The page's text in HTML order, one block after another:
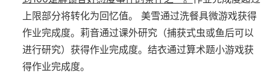
上限部分将转化为回忆值。
美雪通过洗餐具微游戏获得
作业完成度。 莉音通过课外研究（捕获式虫或鱼后可以
进行研究）获得作业完成度。 结衣通过算术题小游戏获
得作业完成度。